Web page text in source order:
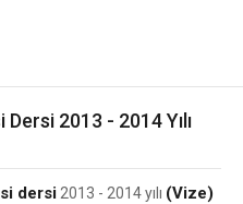
2013 - 2014 Yılı
dersi 2013 - 2014 yılı (Vize)